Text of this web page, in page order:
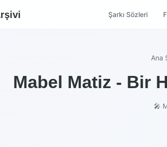
Şarkı Sözleri
Ana
Mabel Matiz - Bir
🎤